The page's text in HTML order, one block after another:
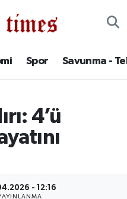
Spor Savunma -
4’ü
- 12:16